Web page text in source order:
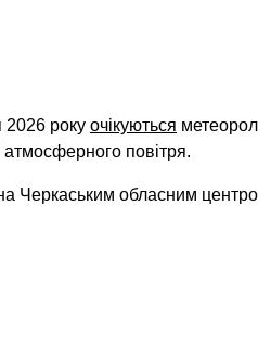
2026 року очікуються
повітря.
Черкаським обласним